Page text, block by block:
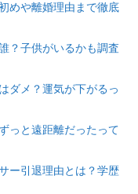
めや離婚理由まで徹底
？子供がいるかも調査
ダメ？運気が下がるっ
っと遠距離だったって
ー引退理由とは？学歴